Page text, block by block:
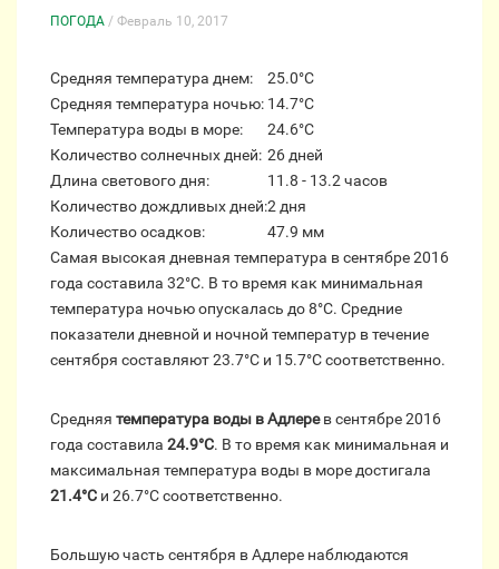
ПОГОДА / Февраль 10, 2017
Средняя температура днем:
25.0°C
Средняя температура ночью: 14.7°C
Температура воды в море:
24.6°C
Количество солнечных дней: 26 дней
Длина светового дня:
11.8 - 13.2 часов
Количество дождливых дней:2 дня
Количество осадков:
47.9 мм
Самая высокая дневная температура в сентябре 2016
года составила 32°С. В то время как минимальная
температура ночью опускалась до 8°C. Средние
показатели дневной и ночной температур в течение
сентября составляют 23.7°С и 15.7°С соответственно.
Средняя температура воды в Адлерев сентябре 2016
года составила 24.9°C. В то время как минимальная и
максимальная температура воды в море достигала
21.4°C и 26.7°C соответственно.
Большую часть сентября в Адлере наблюдаются